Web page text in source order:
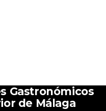
Gastronómicos
de Málaga